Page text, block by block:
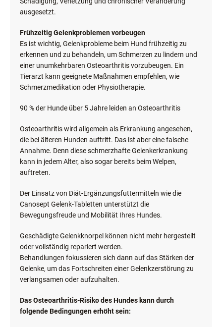
ausgesetzt.
Frühzeitig Gelenkproblemen vorbeugen
Es ist wichtig, Gelenkprobleme beim Hund frühzeitig zu
erkennen und zu behandeln, um Schmerzen zu lindern und
einer unumkehrbaren Osteoarthritis vorzubeugen. Ein
Tierarzt kann geeignete Maßnahmen empfehlen, wie
Schmerzmedikation oder Physiotherapie.
90 % der Hunde über 5 Jahre leiden an Osteoarthritis
Osteoarthritis wird allgemein als Erkrankung angesehen,
die bei älteren Hunden auftritt. Das ist aber eine falsche
Annahme. Denn diese schmerzhafte Gelenkerkrankung
kann in jedem Alter, also sogar bereits beim Welpen,
auftreten.
Der Einsatz von Diät-Ergänzungsfuttermitteln wie die
Canosept Gelenk-Tabletten unterstützt die
Bewegungsfreude und Mobilität Ihres Hundes.
Geschädigte Gelenkknorpel können nicht mehr hergestellt
oder vollständig repariert werden.
Behandlungen fokussieren sich dann auf das Stärken der
Gelenke, um das Fortschreiten einer Gelenkzerstörung zu
verlangsamen oder aufzuhalten.
Das Osteoarthritis-Risiko des Hundes kann durch
folgende Bedingungen erhöht sein: